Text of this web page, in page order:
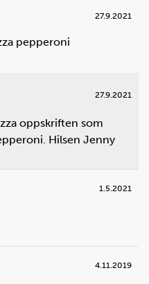
skal steke.
temperatur på pakken,
i stekeovnen etter
27.9.2021
pepperoni
27.9.2021
oppskriften som
Hilsen Jenny
1.5.2021
4.11.2019